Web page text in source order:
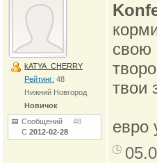
kATYA_CHERRY
Рейтинг: 48
Нижний Новгород
Новичок
Сообщений 48
С 2012-02-28
свою
твои
евро